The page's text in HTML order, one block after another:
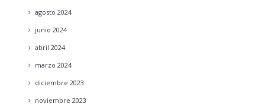
agosto 2024
junio 2024
abril 2024
marzo 2024
diciembre 2023
noviembre 2023